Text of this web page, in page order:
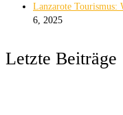
Lanzarote Tourismus:
6, 2025
Letzte Beiträge